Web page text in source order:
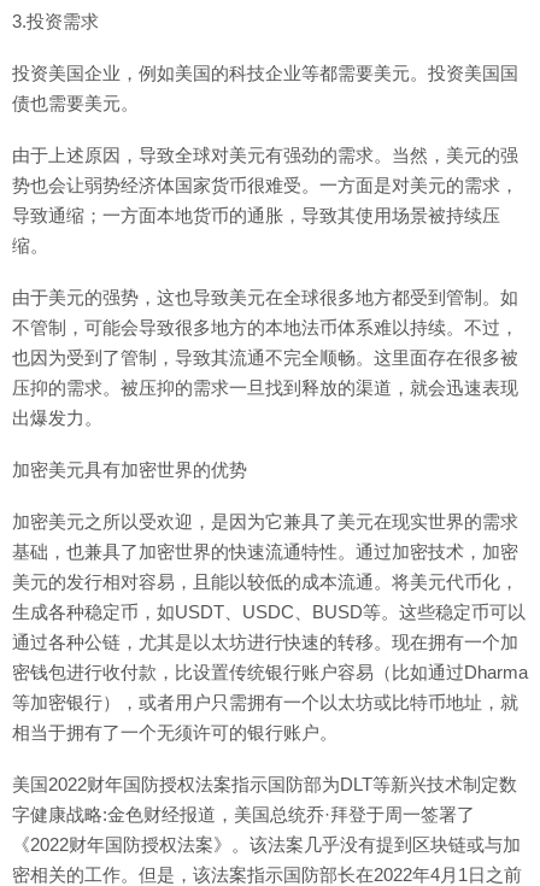
3.投资需求
投资美国企业，例如美国的科技企业等都需要美元。投资美国国
债也需要美元。
由于上述原因，导致全球对美元有强劲的需求。当然，美元的强
势也会让弱势经济体国家货币很难受。一方面是对美元的需求，
导致通缩；一方面本地货币的通胀，导致其使用场景被持续压
缩。
由于美元的强势，这也导致美元在全球很多地方都受到管制。如
不管制，可能会导致很多地方的本地法币体系难以持续。不过，
也因为受到了管制，导致其流通不完全顺畅。这里面存在很多被
压抑的需求。被压抑的需求一旦找到释放的渠道，就会迅速表现
出爆发力。
加密美元具有加密世界的优势
加密美元之所以受欢迎，是因为它兼具了美元在现实世界的需求
基础，也兼具了加密世界的快速流通特性。通过加密技术，加密
美元的发行相对容易，且能以较低的成本流通。将美元代币化，
生成各种稳定币，如USDT、USDC、BUSD等。这些稳定币可以
通过各种公链，尤其是以太坊进行快速的转移。现在拥有一个加
密钱包进行收付款，比设置传统银行账户容易（比如通过Dharma
等加密银行），或者用户只需拥有一个以太坊或比特币地址，就
相当于拥有了一个无须许可的银行账户。
美国2022财年国防授权法案指示国防部为DLT等新兴技术制定数
字健康战略:金色财经报道，美国总统乔·拜登于周一签署了
《2022财年国防授权法案》。该法案几乎没有提到区块链或与加
密相关的工作。但是，该法案指示国防部长在2022年4月1日之前